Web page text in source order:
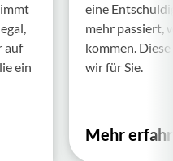
auf
ein
eine
mehr passiert,
kommen.
wir für Sie.
Mehr